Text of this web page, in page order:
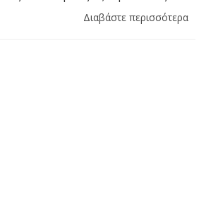
Διαβάστε περισσότερα